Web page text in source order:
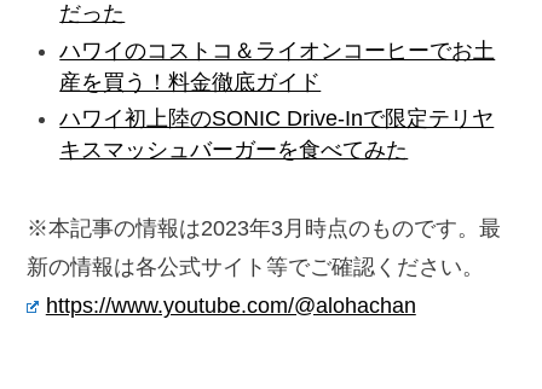
だった
ハワイのコストコ＆ライオンコーヒーでお土
産を買う！料金徹底ガイド
ハワイ初上陸のSONIC Drive-Inで限定テリヤ
キスマッシュバーガーを食べてみた
※本記事の情報は2023年3月時点のものです。最
新の情報は各公式サイト等でご確認ください。
https://www.youtube.com/@alohachan